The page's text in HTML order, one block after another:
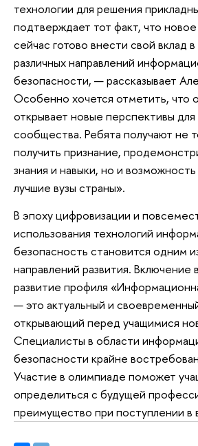
технологии для решения
подтверждает тот факт, что
сейчас готово внести свой вклад
различных направлений
безопасности, — рассказывает
Особенно хочется отметить, что
открывает новые перспективы для
сообщества. Ребята получают не
получить признание,
знания и навыки, но и
лучшие вузы страны».
В эпоху цифровизации и
использования технологий
безопасность становится одним
направлений развития.
развитие профиля
— это актуальный и
открывающий перед учащимися
Специалисты в области
безопасности крайне
Участие в олимпиаде поможет
определиться с будущей
преимущество при поступлении в